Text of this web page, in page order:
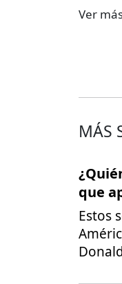
Ver
MÁS
que
Estos